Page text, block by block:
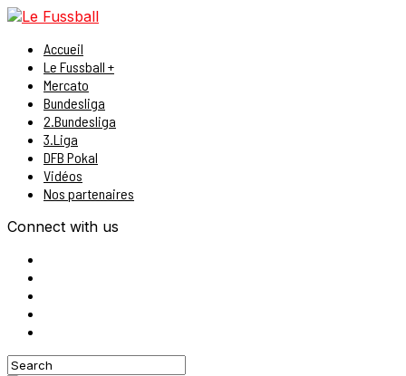
Accueil
Le Fussball +
Mercato
Bundesliga
2.Bundesliga
3.Liga
DFB Pokal
Vidéos
Nos partenaires
Connect with us